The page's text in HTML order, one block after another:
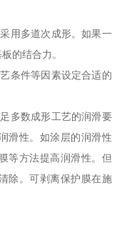
用多道次成形。如果一
的结合力。
条件等因素设定合适的
多数成形工艺的润滑要
滑性。如涂层的润滑性
等方法提高润滑性。但
除。可剥离保护膜在施